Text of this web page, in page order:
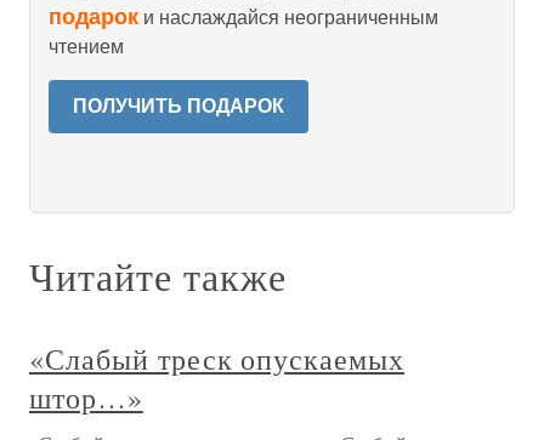
подарок и наслаждайся неограниченным
чтением
ПОЛУЧИТЬ ПОДАРОК
Читайте также
«Слабый треск опускаемых
штор…»